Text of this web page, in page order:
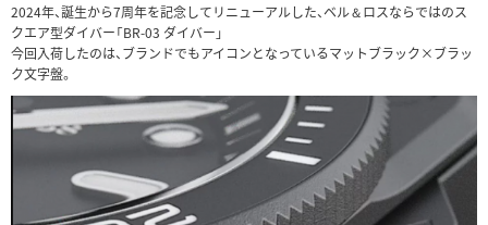
2024年、誕生から7周年を記念してリニューアルした、ベル＆ロスならではのス
クエア型ダイバー「BR-03 ダイバー」
今回入荷したのは、ブランドでもアイコンとなっているマットブラック×ブラッ
ク文字盤。